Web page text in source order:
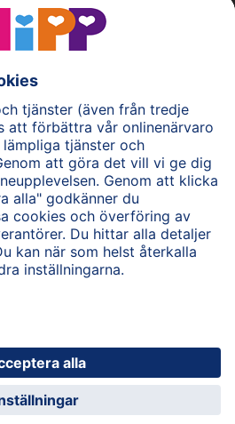
till toppen
Personuppgiftspolicy
Om HiPP Kontakt
dataöverföring
2026 HiPP